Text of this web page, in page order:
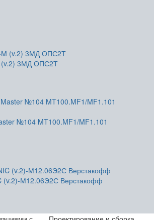
(v.2) 3МД ОПС2Т
№104 MT100.MF1/MF1.101
(v.2)-М12.06Э2С Верстакофф